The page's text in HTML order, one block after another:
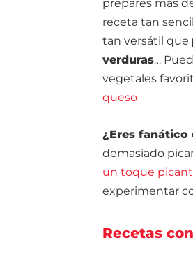
prepares más
receta tan
tan versátil que
verduras…
vegetales
queso
¿Eres fanático
demasiado
un toque
experimentar
Recetas